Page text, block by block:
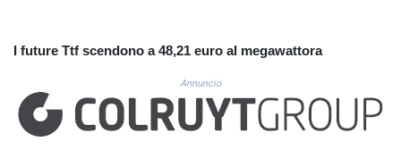
CVE 110.26363
CZK 24.258158
DJF 205.267449
DKK 7.477932
DOP 67.289164
I future Ttf scendono a 48,21 euro al megawattora
Annuncio